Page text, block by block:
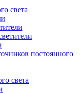
света
постоянного
света